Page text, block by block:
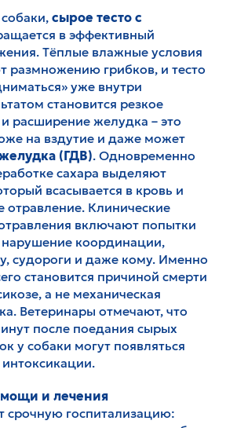
сырое тесто с
в эффективный
Тёплые влажные условия
размножению грибков, и тесто
уже внутри
становится резкое
расширение желудка – это
на вздутие и даже может
(ГДВ). Одновременно
сахара выделяют
всасывается в кровь и
отравление. Клинические
включают попытки
координации,
судороги и даже кому. Именно
становится причиной смерти
а не механическая
Ветеринары отмечают, что
после поедания сырых
у собаки могут появляться
и лечения
срочную госпитализацию: